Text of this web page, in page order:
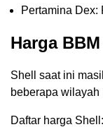
Pertamina Dex:
Harga
Shell saat ini
beberapa wilayah
Daftar harga Shell: